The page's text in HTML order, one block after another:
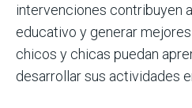
intervenciones contribuyen
educativo y generar
chicos y chicas puedan
desarrollar sus actividades